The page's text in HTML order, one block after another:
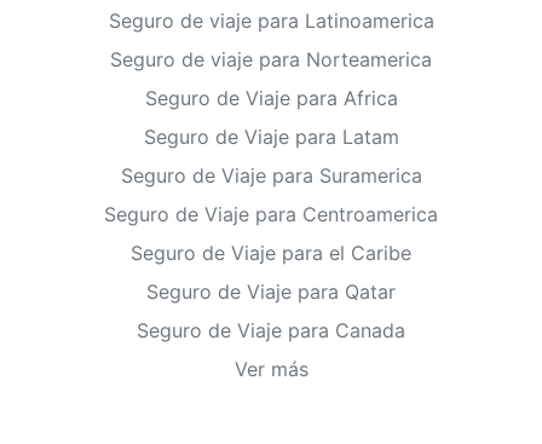
Seguro de viaje para Latinoamerica
Seguro de viaje para Norteamerica
Seguro de Viaje para Africa
Seguro de Viaje para Latam
Seguro de Viaje para Suramerica
Seguro de Viaje para Centroamerica
Seguro de Viaje para el Caribe
Seguro de Viaje para Qatar
Seguro de Viaje para Canada
Ver más